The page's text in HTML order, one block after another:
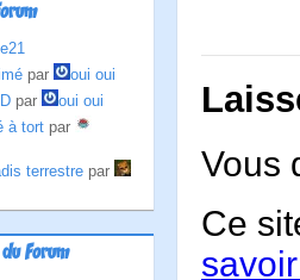
par
oui oui
par
oui oui
à tort par
terrestre par
Forum
Vous
Ce